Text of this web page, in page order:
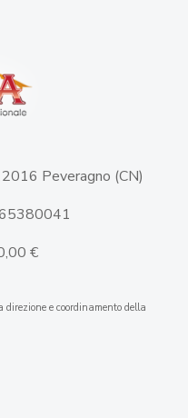
Peveragno (CN)
€
e coordinamento della